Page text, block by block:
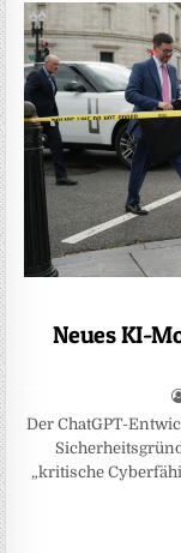
Neues KI-
Der ChatGPT-
„kritische